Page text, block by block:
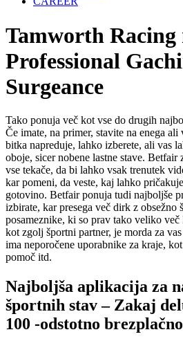
Tamworth Racing
Professional
Surgeance
Tako ponuja več kot vse do drugih
Če imate, na primer, stavite na enega
bitka napreduje, lahko izberete, ali vas
oboje, sicer nobene lastne stave. Betfair
vse tekače, da bi lahko vsak trenutek
kar pomeni, da veste, kaj lahko
gotovino. Betfair ponuja tudi najboljše
izbirate, kar presega več dirk z
posameznike, ki so prav tako veliko
kot zgolj športni partner, je morda za
ima neporočene uporabnike za kraje,
pomoč itd.
Najboljša aplikacija za
športnih stav – Zakaj
100 -odstotno